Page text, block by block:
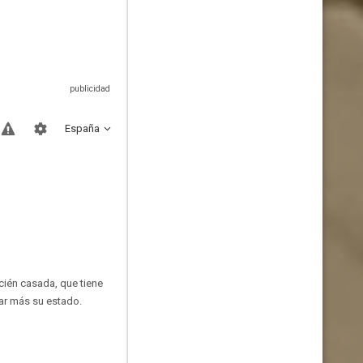
España
casada, que tiene
más su estado.